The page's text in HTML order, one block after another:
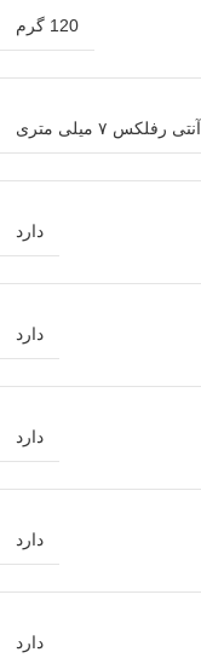
120 گرم
آنتی رفلکس ۷ میلی متری
دارد
دارد
دارد
دارد
دارد